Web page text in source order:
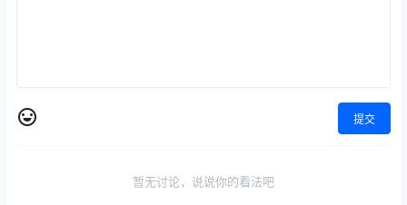
提交
暂无讨论，说说你的看法吧